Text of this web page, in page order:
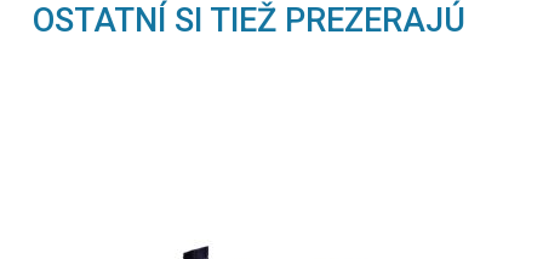
OSTATNÍ SI TIEŽ PREZERAJÚ